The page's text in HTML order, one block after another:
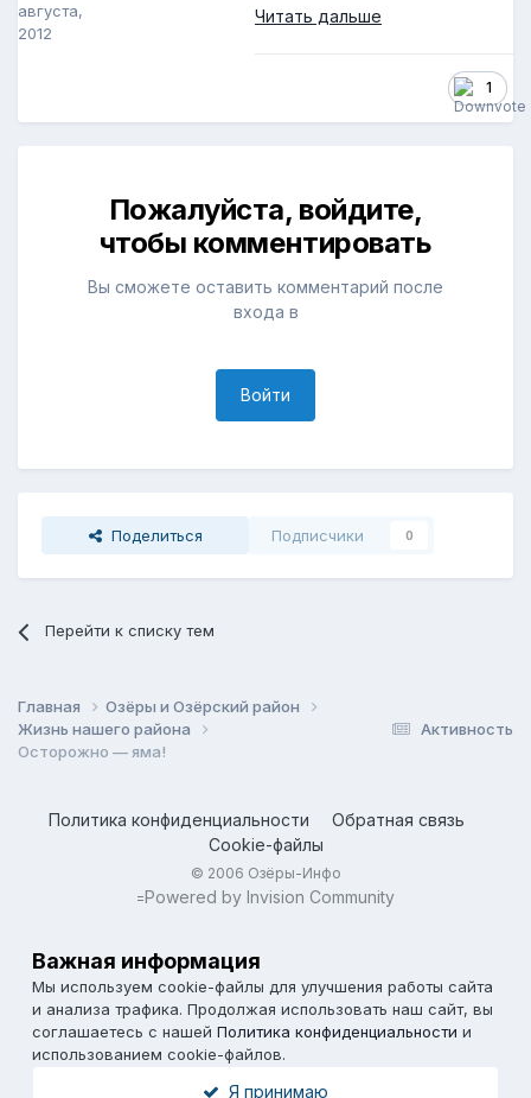
августа,
2012
Читать дальше
1
Пожалуйста, войдите,
чтобы комментировать
Вы сможете оставить комментарий после
входа в
Войти
Поделиться Подписчики 0
Перейти к списку тем
Активность
Главная
Озёры и Озёрский район
Жизнь нашего района
Осторожно — яма!
Политика конфиденциальности
Обратная связь
Cookie-файлы
© 2006 Озёры-Инфо
=Powered by Invision Community
Важная информация
Мы используем cookie-файлы для улучшения работы сайта
и анализа трафика. Продолжая использовать наш сайт, вы
соглашаетесь с нашей Политика конфиденциальности и
использованием cookie-файлов.
Я принимаю